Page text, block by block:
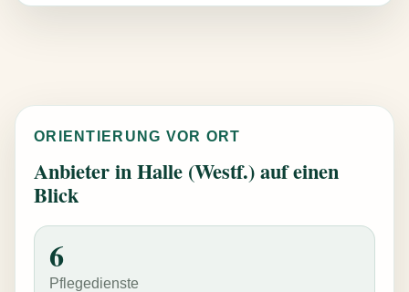
ORIENTIERUNG VOR ORT
Anbieter in Halle (Westf.) auf einen
Blick
6
Pflegedienste